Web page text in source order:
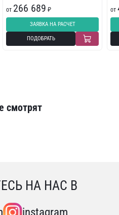
от 266 689 ₽
ЗАЯВКА НА РАСЧЕТ
ПОДОБРАТЬ
от
смотрят
НА НАС В